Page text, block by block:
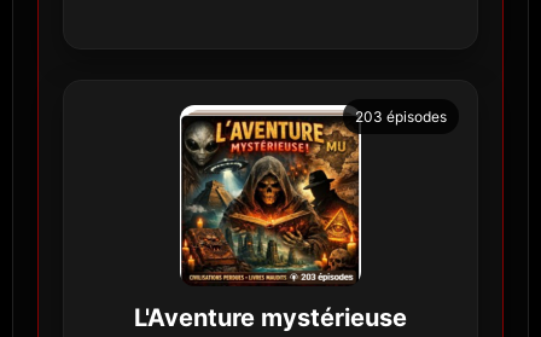
203 épisodes
L'Aventure mystérieuse